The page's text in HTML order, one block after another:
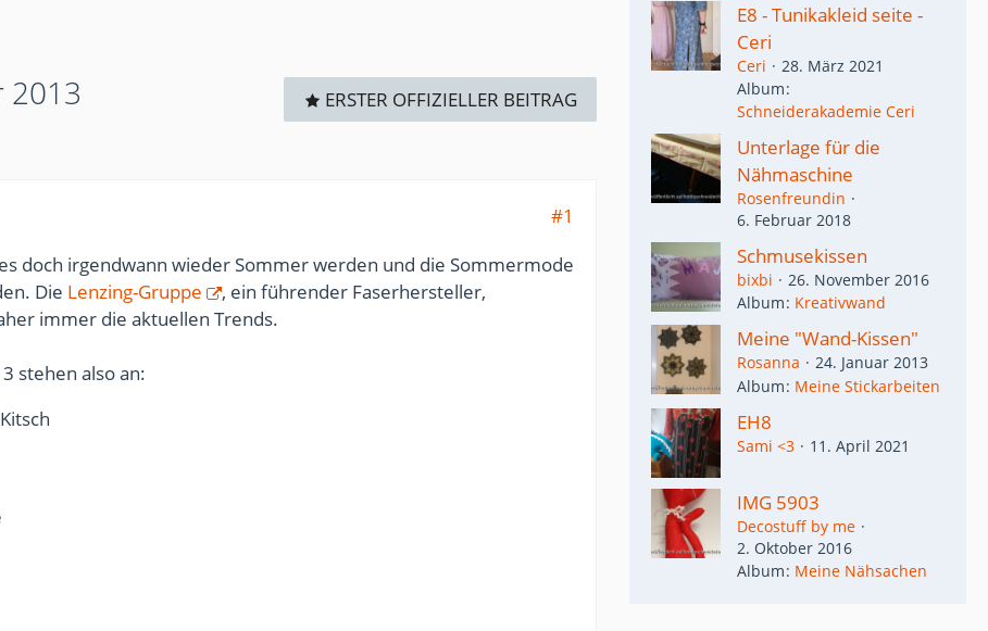
2013 ERSTER OFFIZIELLER BEITRAG
#1
doch irgendwann wieder Sommer werden und die Sommermode
Die Lenzing-Gruppe
, ein führender Faserhersteller,
immer die aktuellen Trends.
stehen also an:
E8 - Tunikakleid seite -
Ceri
Ceri
28. März 2021
Album
Schneiderakademie Ceri
Unterlage für die
Nähmaschine
Rosenfreundin
6. Februar 2018
Schmusekissen
bixbi
26. November 2016
Album Kreativwand
Meine "Wand-Kissen"
Rosanna
24. Januar 2013
Album Meine Stickarbeiten
EH8
Sami <3 11. April 2021
IMG 5903
Decostuff by me
2. Oktober 2016
Album Meine Nähsachen